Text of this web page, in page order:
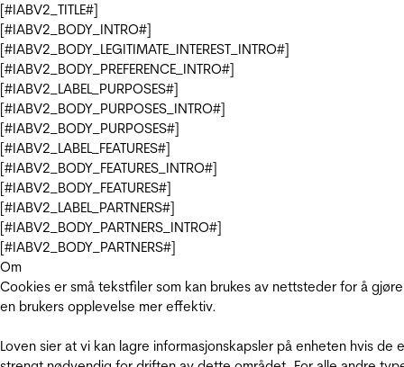
[#IABV2_TITLE#]
[#IABV2_BODY_INTRO#]
[#IABV2_BODY_LEGITIMATE_INTEREST_INTRO#]
[#IABV2_BODY_PREFERENCE_INTRO#]
[#IABV2_LABEL_PURPOSES#]
[#IABV2_BODY_PURPOSES_INTRO#]
[#IABV2_BODY_PURPOSES#]
[#IABV2_LABEL_FEATURES#]
[#IABV2_BODY_FEATURES_INTRO#]
[#IABV2_BODY_FEATURES#]
[#IABV2_LABEL_PARTNERS#]
[#IABV2_BODY_PARTNERS_INTRO#]
[#IABV2_BODY_PARTNERS#]
Om
Cookies er små tekstfiler som kan brukes av nettsteder for å gjøre
en brukers opplevelse mer effektiv.
Loven sier at vi kan lagre informasjonskapsler på enheten hvis de